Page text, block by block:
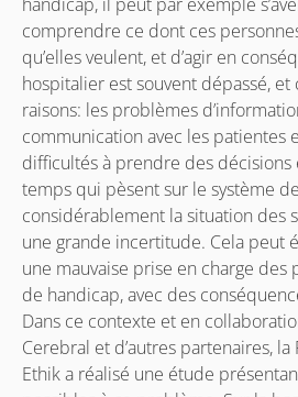
comprendre ce dont ces
qu’elles veulent, et d’agir en
hospitalier est souvent dépassé,
raisons: les problèmes
communication avec les patientes
difficultés à prendre des décisions
temps qui pèsent sur le système
considérablement la situation des
une grande incertitude. Cela peut
une mauvaise prise en charge des
de handicap, avec des
Dans ce contexte et en
Cerebral et d’autres partenaires,
Ethik a réalisé une étude